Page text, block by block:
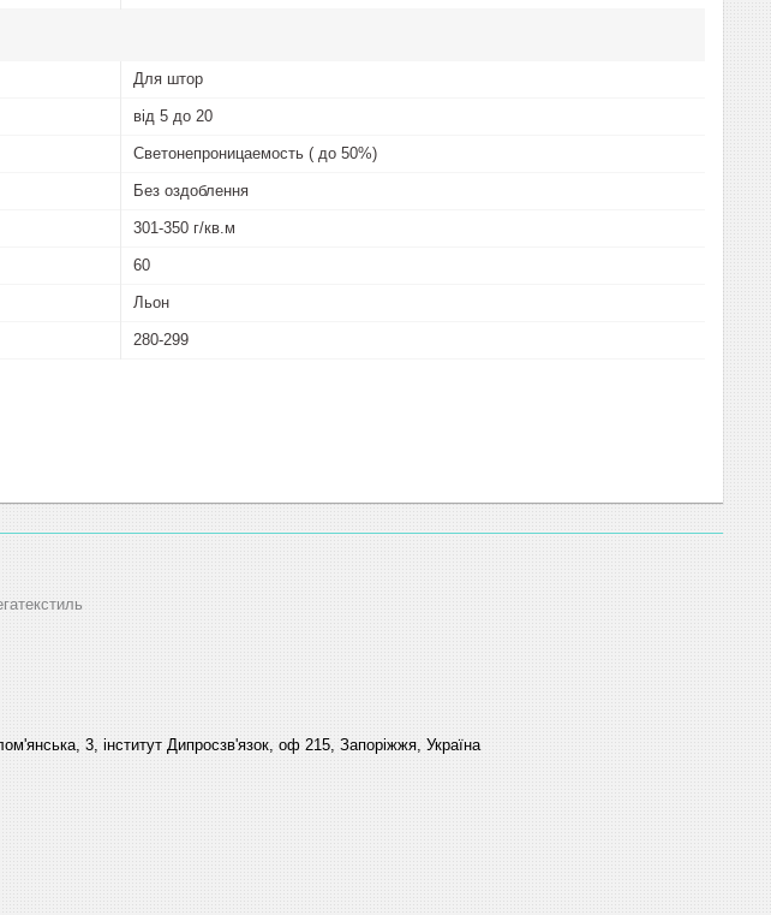
Для штор
від 5 до 20
Светонепроницаемость ( до 50%)
Без оздоблення
301-350 г/кв.м
60
Льон
280-299
3, інститут Дипросзв'язок, оф 215, Запоріжжя, Україна